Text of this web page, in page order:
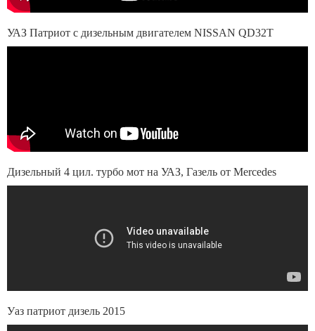
УАЗ Патриот с дизельным двигателем NISSAN QD32T
Дизельный 4 цил. турбо мот на УАЗ, Газель от Mercedes
Уаз патриот дизель 2015